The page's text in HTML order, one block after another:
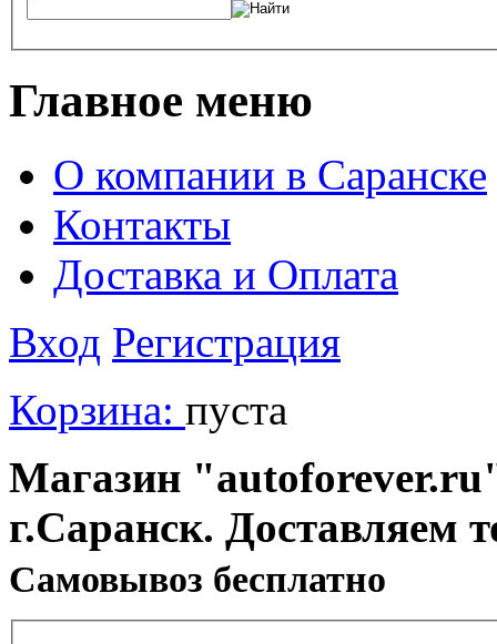
Главное меню
О компании в Саранске
Контакты
Доставка и Оплата
Вход Регистрация
Корзина: пуста
Магазин
г.Саранск. Доставляем
Cамовывоз бесплатно